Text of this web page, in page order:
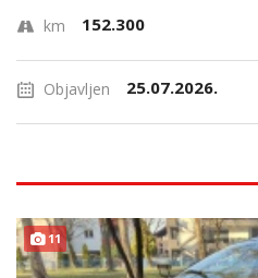
km 152.300
Objavljen 25.07.2026.
11